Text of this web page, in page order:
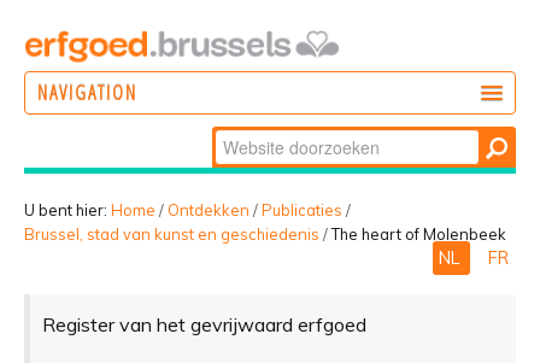
NAVIGATION
BELEVEN
Zoek
Geavanceerd
zoeken...
U bent hier: Home / Ontdekken /Publicaties /
Brussel, stad van kunst en geschiedenis /The heart of Molenbeek
NL FR
Register van het gevrijwaard erfgoed